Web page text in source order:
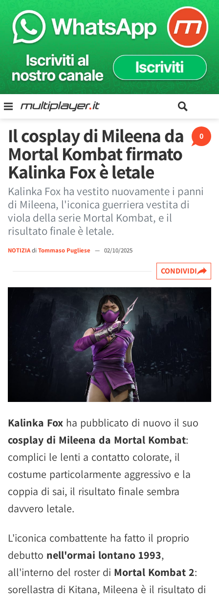
0
Il cosplay di Mileena da
Mortal Kombat firmato
Kalinka Fox è letale
Kalinka Fox ha vestito nuovamente i panni
di Mileena, l'iconica guerriera vestita di
viola della serie Mortal Kombat, e il
risultato finale è letale.
NOTIZIAdi Tommaso Pugliese — 02/10/2025
CONDIVIDI
Kalinka Fox ha pubblicato di nuovo il suo
cosplay di Mileena da Mortal Kombat:
complici le lenti a contatto colorate, il
costume particolarmente aggressivo e la
coppia di sai, il risultato finale sembra
davvero letale.
L'iconica combattente ha fatto il proprio
debutto nell'ormai lontano 1993,
all'interno del roster di Mortal Kombat 2:
sorellastra di Kitana, Mileena è il risultato di